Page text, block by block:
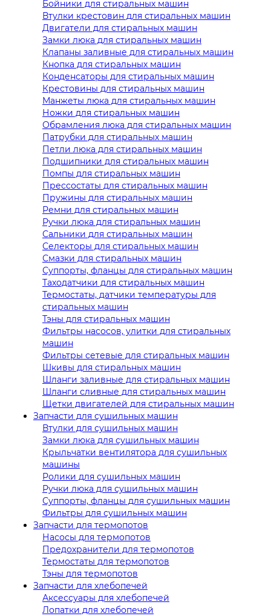
Бойники для стиральных машин
Втулки крестовин для стиральных машин
Двигатели для стиральных машин
Замки люка для стиральных машин
Клапаны заливные для стиральных машин
Кнопка для стиральных машин
Конденсаторы для стиральных машин
Крестовины для стиральных машин
Манжеты люка для стиральных машин
Ножки для стиральных машин
Обрамления люка для стиральных машин
Патрубки для стиральных машин
Петли люка для стиральных машин
Подшипники для стиральных машин
Помпы для стиральных машин
Прессостаты для стиральных машин
Пружины для стиральных машин
Ремни для стиральных машин
Ручки люка для стиральных машин
Сальники для стиральных машин
Селекторы для стиральных машин
Смазки для стиральных машин
Суппорты, фланцы для стиральных машин
Таходатчики для стиральных машин
Термостаты, датчики температуры для
стиральных машин
Тэны для стиральных машин
Фильтры насосов, улитки для стиральных
машин
Фильтры сетевые для стиральных машин
Шкивы для стиральных машин
Шланги заливные для стиральных машин
Шланги сливные для стиральных машин
Щетки двигателей для стиральных машин
Запчасти для сушильных машин
Втулки для сушильных машин
Замки люка для сушильных машин
Крыльчатки вентилятора для сушильных
машины
Ролики для сушильных машин
Ручки люка для сушильных машин
Суппорты, фланцы для сушильных машин
Фильтры для сушильных машин
Запчасти для термопотов
Насосы для термопотов
Предохранители для термопотов
Термостаты для термопотов
Тэны для термопотов
Запчасти для хлебопечей
Аксессуары для хлебопечей
Лопатки для хлебопечей